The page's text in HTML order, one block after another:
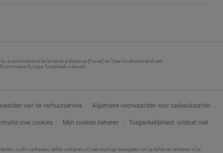
e-commerce et de la vente à distance (Fevad) en haar kwaliteitshandvest.
Europe Trustmark-netwerk.
van de verhuurservice Algemene voorwaarden voor cadeaukaarten
over cookies Mijn cookies beheren Toegankelijkheid: voldoet niet
outfit verfraaien, liefde verklaren of vriendschap bezegelen om je liefde te verklaren of je